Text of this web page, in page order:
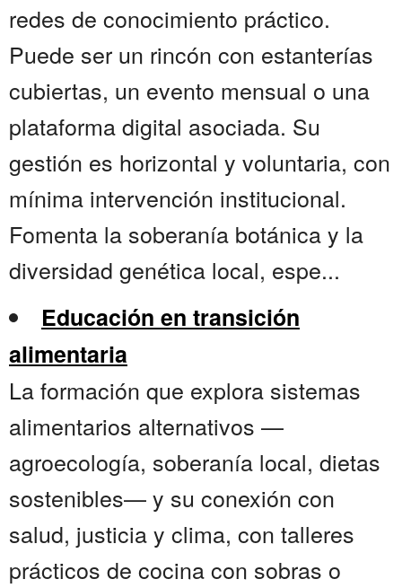
redes de conocimiento práctico.
Puede ser un rincón con estanterías
cubiertas, un evento mensual o una
plataforma digital asociada. Su
gestión es horizontal y voluntaria, con
mínima intervención institucional.
Fomenta la soberanía botánica y la
diversidad genética local, espe...
Educación en transición
alimentaria
La formación que explora sistemas
alimentarios alternativos —
agroecología, soberanía local, dietas
sostenibles— y su conexión con
salud, justicia y clima, con talleres
prácticos de cocina con sobras o